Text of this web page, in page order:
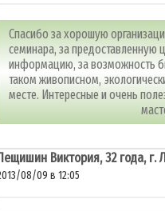
Спасибо за хорошую
семинара, за предоставленную
информацию, за возможность
таком живописном,
месте. Интересные и очень
Виктория, 32 года, г.
08/09 в 12:05